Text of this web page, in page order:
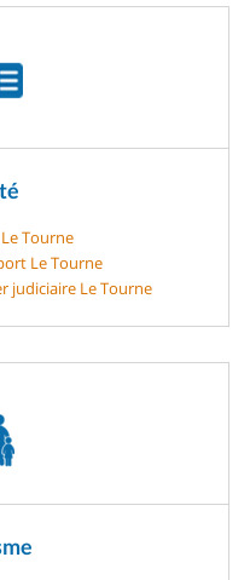
Tourne
Le Tourne
judiciaire Le Tourne